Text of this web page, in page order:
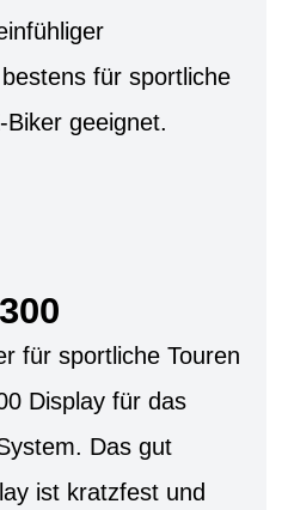
für sportliche
geeignet.
für sportliche Touren
Display für das
Das gut
ist kratzfest und